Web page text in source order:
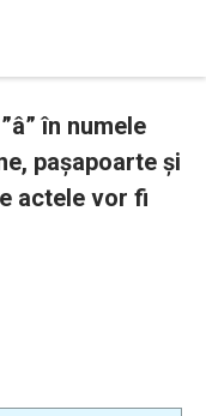
în numele
pașapoarte și
actele vor fi